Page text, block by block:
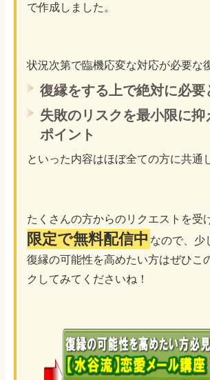
で作成しました。
状況次第で臨機応変な対応が必要な
復縁をする上で絶対に必要
失敗のリスクを最小限に抑
ポイント
といった内容はほぼ全ての方に共通
たくさんの方からのリクエストを受
限定で無料配信中 なので、少
復縁の可能性を高めたい方はぜひこ
クしてみてくださいね！